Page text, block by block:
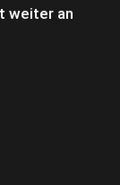
weiter an